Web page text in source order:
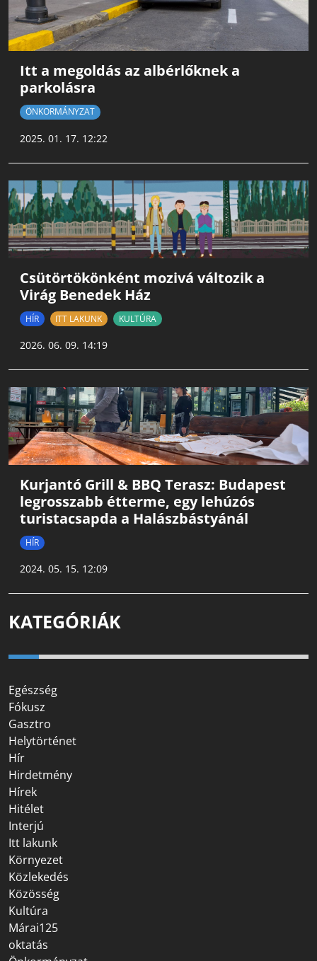
Itt a megoldás az albérlőknek a
parkolásra
ÖNKORMÁNYZAT
2025. 01. 17. 12:22
Csütörtökönként mozivá változik a
Virág Benedek Ház
HÍR ITT LAKUNK KULTÚRA
2026. 06. 09. 14:19
Kurjantó Grill & BBQ Terasz: Budapest
legrosszabb étterme, egy lehúzós
turistacsapda a Halászbástyánál
HÍR
2024. 05. 15. 12:09
KATEGÓRIÁK
Egészség
Fókusz
Gasztro
Helytörténet
Hír
Hirdetmény
Hírek
Hitélet
Interjú
Itt lakunk
Környezet
Közlekedés
Közösség
Kultúra
Márai125
oktatás